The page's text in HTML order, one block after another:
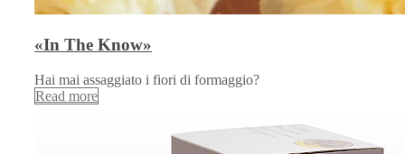
«In The Know»
Hai mai assaggiato i fiori di formaggio?
Read more